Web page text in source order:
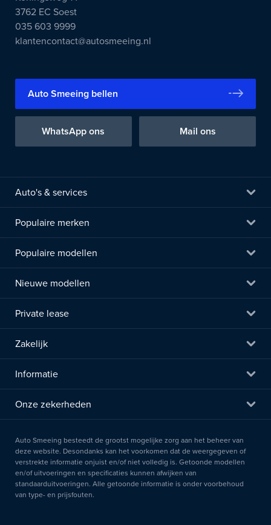
3762 EC Soest
035 603 9999
klantencontact@autosmeeing.nl
Auto Smeeing bellen
WhatsApp ons Mail ons
Auto's & services
Populaire merken
Populaire modellen
Nieuwe modellen
Private lease
Zakelijk
Informatie
Onze zekerheden
Auto Smeeing besteedt de grootst mogelijke zorg aan het beheer van
deze website. Desondanks kan het voorkomen dat de weergegeven of
verstrekte informatie onjuist en/of niet volledig is. Getoonde modellen
en/of uitvoeringen en specificaties kunnen afwijken van
standaarduitvoeringen. Alle getoonde informatie is onder voorbehoud
van type- en prijsfouten.